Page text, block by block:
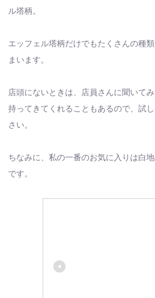
ル塔柄。
エッフェル塔柄だけでもたくさんの種
まいます。
店頭にないときは、店員さんに聞いて
持ってきてくれることもあるので、試
さい。
ちなみに、私の一番のお気に入りは白
です。